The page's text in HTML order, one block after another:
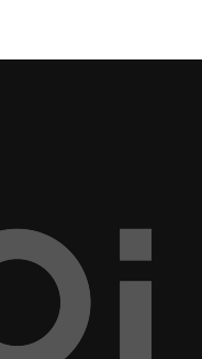
ำ หรือบางรายแนะนำ
มทั้งยังมีการแสดง
ปร่วมงานประเพณี แต่
ที่จะถึงนี้ ซึ่งเป็น
งคาและมีกิจกรรมใน